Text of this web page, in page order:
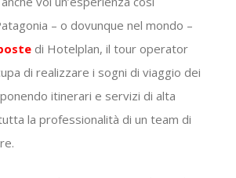
– o dovunque nel mondo –
di Hotelplan, il tour operator
di realizzare i sogni di viaggio dei
itinerari e servizi di alta
la professionalità di un team di